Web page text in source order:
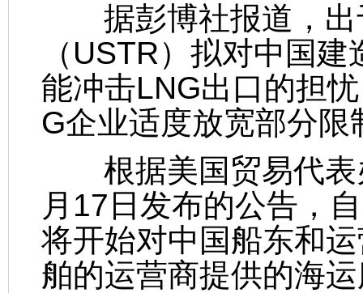
据彭博社报道，出
（USTR）拟对中国
能冲击LNG出口的担
G企业适度放宽部分限
根据美国贸易代表
月17日发布的公告，
将开始对中国船东和
舶的运营商提供的海